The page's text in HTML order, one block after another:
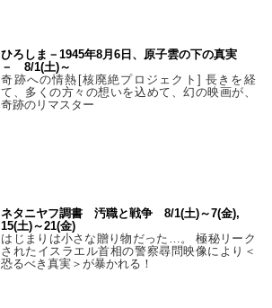
ひろしま－1945年8月6日、原子雲の下の真実
－ 8/1(土)～
奇跡への情熱[核廃絶プロジェクト] 長きを経
て、多くの方々の想いを込めて、幻の映画が、
奇跡のリマスター
ネタニヤフ調書 汚職と戦争 8/1(土)～7(金),
15(土)～21(金)
はじまりは小さな贈り物だった…。 極秘リーク
されたイスラエル首相の警察尋問映像により＜
恐るべき真実＞が暴かれる！